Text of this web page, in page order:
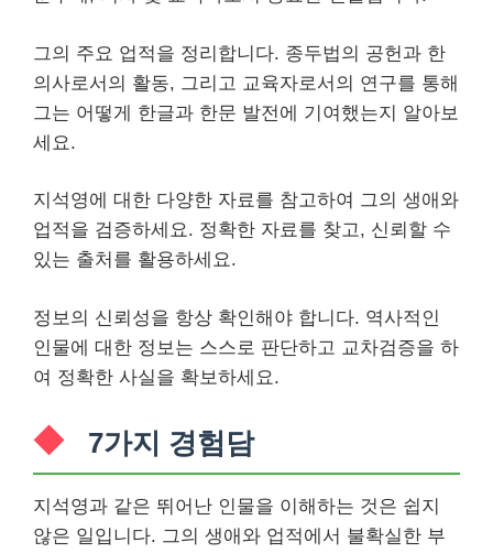
그의 주요 업적을 정리합니다. 종두법의 공헌과 한
의사로서의 활동, 그리고 교육자로서의 연구를 통해
그는 어떻게 한글과 한문 발전에 기여했는지 알아보
세요.
지석영에 대한 다양한 자료를 참고하여 그의 생애와
업적을 검증하세요. 정확한 자료를 찾고, 신뢰할 수
있는 출처를 활용하세요.
정보의 신뢰성을 항상 확인해야 합니다. 역사적인
인물에 대한 정보는 스스로 판단하고 교차검증을 하
여 정확한 사실을 확보하세요.
7가지 경험담
지석영과 같은 뛰어난 인물을 이해하는 것은 쉽지
않은 일입니다. 그의 생애와 업적에서 불확실한 부